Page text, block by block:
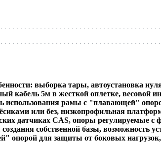
выборка тары, автоустановка
кабель 5м в жесткой оплетке, весовой
использования рамы с "плавающей"
или без, низкопрофильная
датчиках CAS, опоры регулируемые
собственной базы, возможность
опорой для защиты от боковых